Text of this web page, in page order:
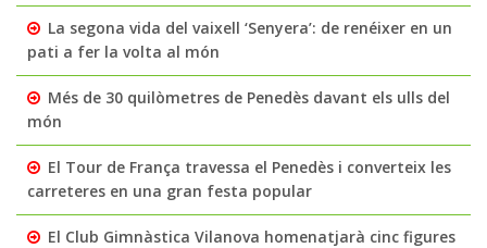
La segona vida del vaixell ‘Senyera’: de renéixer en un
pati a fer la volta al món
Més de 30 quilòmetres de Penedès davant els ulls del
món
El Tour de França travessa el Penedès i converteix les
carreteres en una gran festa popular
El Club Gimnàstica Vilanova homenatjarà cinc figures